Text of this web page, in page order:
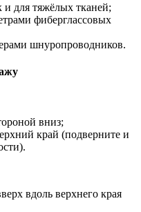
и для тяжёлых тканей;
фиберглассовых
шнуропроводников.
вниз;
край (подверните и
вдоль верхнего края